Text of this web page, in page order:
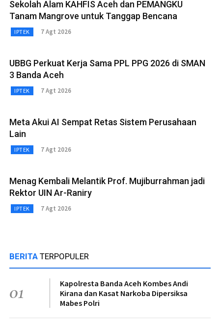
Sekolah Alam KAHFIS Aceh dan PEMANGKU
Tanam Mangrove untuk Tanggap Bencana
IPTEK 7 Agt 2026
UBBG Perkuat Kerja Sama PPL PPG 2026 di SMAN
3 Banda Aceh
IPTEK 7 Agt 2026
Meta Akui AI Sempat Retas Sistem Perusahaan
Lain
IPTEK 7 Agt 2026
Menag Kembali Melantik Prof. Mujiburrahman jadi
Rektor UIN Ar-Raniry
IPTEK 7 Agt 2026
BERITA TERPOPULER
01
Kapolresta Banda Aceh Kombes Andi
Kirana dan Kasat Narkoba Dipersiksa
Mabes Polri